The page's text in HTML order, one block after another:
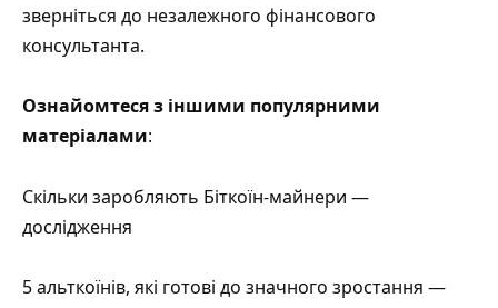
зверніться до незалежного фінансового
консультанта.
Ознайомтеся з іншими популярними
матеріалами:
Скільки заробляють Біткоїн-майнери —
дослідження
5 альткоїнів, які готові до значного зростання —